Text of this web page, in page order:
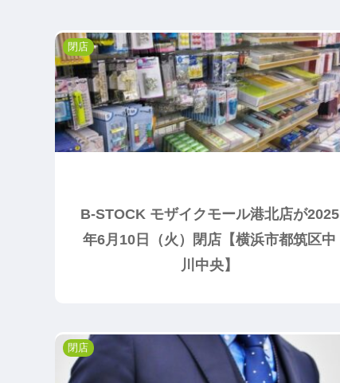
閉店
B-STOCK モザイクモール港北店が2025
年6月10日（火）閉店【横浜市都筑区中
川中央】
閉店